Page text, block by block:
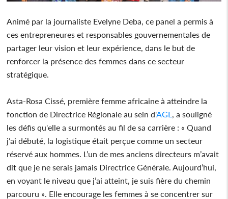
Animé par la journaliste Evelyne Deba, ce panel a permis à
ces entrepreneures et responsables gouvernementales de
partager leur vision et leur expérience, dans le but de
renforcer la présence des femmes dans ce secteur
stratégique.
Asta-Rosa Cissé, première femme africaine à atteindre la
fonction de Directrice Régionale au sein d'AGL , a souligné
les défis qu'elle a surmontés au fil de sa carrière : « Quand
j’ai débuté, la logistique était perçue comme un secteur
réservé aux hommes. L’un de mes anciens directeurs m’avait
dit que je ne serais jamais Directrice Générale. Aujourd’hui,
en voyant le niveau que j’ai atteint, je suis fière du chemin
parcouru ». Elle encourage les femmes à se concentrer sur